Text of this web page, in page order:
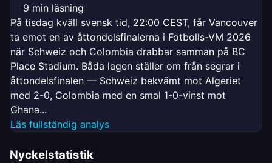
9 min läsning
På tisdag kväll svensk tid, 22:00 CEST, får Vancouver
ta emot en av åttondelsfinalerna i Fotbolls-VM 2026
när Schweiz och Colombia drabbar samman på BC
Place Stadium. Båda lagen ställer om från segrar i
åttondelsfinalen — Schweiz bekvämt mot Algeriet
med 2-0, Colombia med en smal 1-0-vinst mot
Ghana...
Läs fullständig analys
Nyckelstatistik